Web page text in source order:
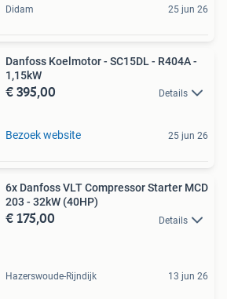
Didam 25 jun 26
Danfoss Koelmotor - SC15DL - R404A -
1,15kW
€ 395,00 Details
Bezoek website 25 jun 26
6x Danfoss VLT Compressor Starter MCD
203 - 32kW (40HP)
€ 175,00 Details
Hazerswoude-Rijndijk 13 jun 26